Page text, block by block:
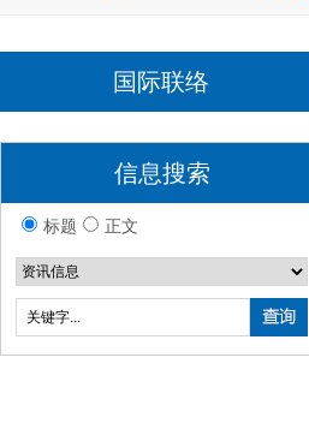
国际联络
信息搜索
标题 正文